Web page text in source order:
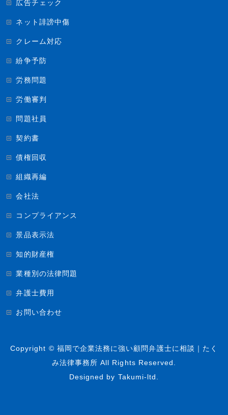
広告チェック
ネット誹謗中傷
クレーム対応
紛争予防
労務問題
労働審判
問題社員
契約書
債権回収
組織再編
会社法
コンプライアンス
景品表示法
知的財産権
業種別の法律問題
弁護士費用
お問い合わせ
Copyright © 福岡で企業法務に強い顧問弁護士に相談｜たく
み法律事務所 All Rights Reserved.
Designed by Takumi-ltd.